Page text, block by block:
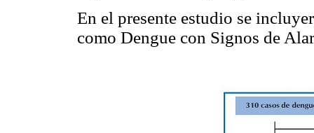
En el presente estudio se
como Dengue con Signos de